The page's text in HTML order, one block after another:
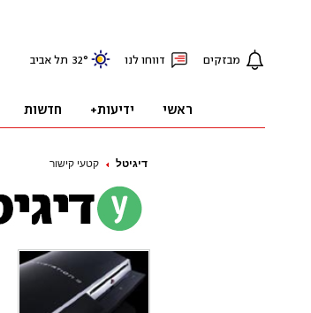
דיגיטל קטעי קישור